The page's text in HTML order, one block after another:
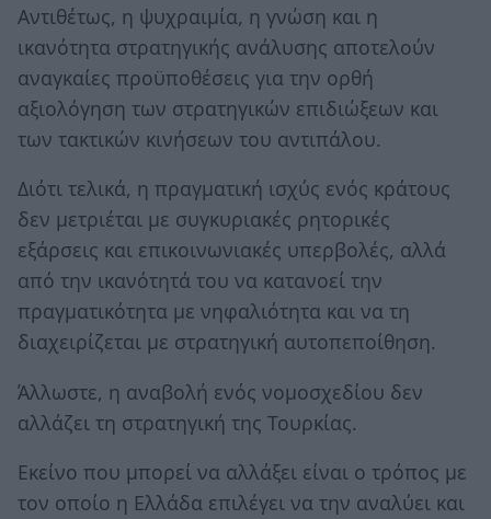
Αντιθέτως, η ψυχραιμία, η γνώση και η
ικανότητα στρατηγικής ανάλυσης αποτελούν
αναγκαίες προϋποθέσεις για την ορθή
αξιολόγηση των στρατηγικών επιδιώξεων και
των τακτικών κινήσεων του αντιπάλου.
Διότι τελικά, η πραγματική ισχύς ενός κράτους
δεν μετριέται με συγκυριακές ρητορικές
εξάρσεις και επικοινωνιακές υπερβολές, αλλά
από την ικανότητά του να κατανοεί την
πραγματικότητα με νηφαλιότητα και να τη
διαχειρίζεται με στρατηγική αυτοπεποίθηση.
Άλλωστε, η αναβολή ενός νομοσχεδίου δεν
αλλάζει τη στρατηγική της Τουρκίας.
Εκείνο που μπορεί να αλλάξει είναι ο τρόπος με
τον οποίο η Ελλάδα επιλέγει να την αναλύει και